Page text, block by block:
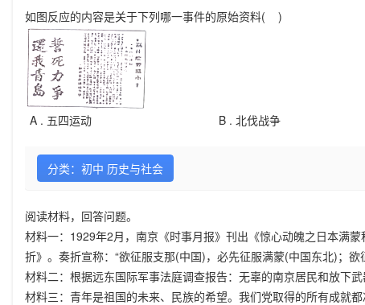
如图反应的内容是关于下列哪一事件的原始资料( )
A . 五四运动 B . 北伐战争
分类：初中 历史与社会
阅读材料，回答问题。
材料一：1929年2月，南京《时事月报》刊出《惊心动魄之日本满
折》。奏折宣称：“欲征服支那(中国)，必先征服满蒙(中国东北)；欲
材料二：根据远东国际军事法庭调查报告：无辜的南京居民和放下
材料三：青年是祖国的未来、民族的希望。我们党取得的所有成就都